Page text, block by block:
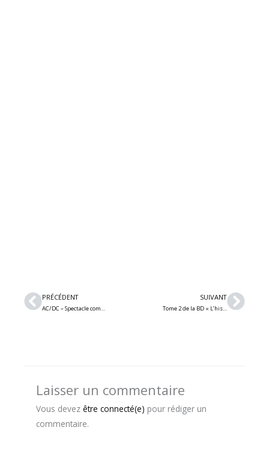
Précédent
PRÉCÉDENT
AC/DC – Spectacle complet et setlist du premier spectacle de la nouvelle tournée « Power Up »
SUIVANT
Tome 2 de la BD « L’histoire de 5 grands groupes Metal du Québec » – Tous les groupes metal québécois annoncés
Laisser un commentaire
Vous devez être connecté(e) pour rédiger un
commentaire.